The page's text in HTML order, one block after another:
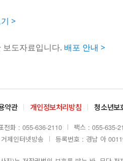
>
보도자료입니다. 배포 안내 >